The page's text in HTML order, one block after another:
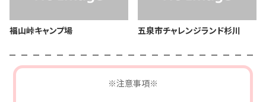
福山峠キャンプ場 五泉市チャレンジランド杉川
※注意事項※